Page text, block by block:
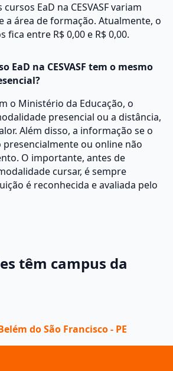
EaD na CESVASF variam
a área de formação. Atualmente, o
fica entre R$ 0,00 e R$ 0,00.
EaD na CESVASF tem o mesmo
o Ministério da Educação, o
presencial ou a distância,
Além disso, a informação se o
ou online não
O importante, antes de
cursar, é sempre
é reconhecida e avaliada pelo
têm campus da
do São Francisco - PE